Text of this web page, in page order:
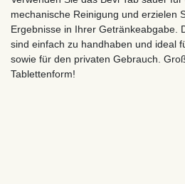
mechanische Reinigung und erzielen
Ergebnisse in Ihrer Getränkeabgabe.
sind einfach zu handhaben und ideal
sowie für den privaten Gebrauch.
Tablettenform!